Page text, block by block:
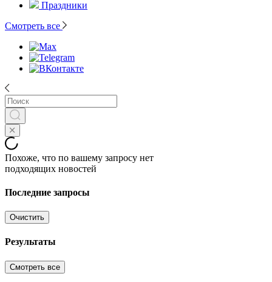
Праздники
Смотреть все
Похоже, что по вашему запросу нет
подходящих новостей
Последние запросы
Очистить
Результаты
Смотреть все